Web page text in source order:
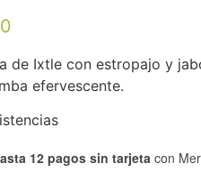
de Ixtle con estropajo y
efervescente.
12 pagos sin tarjetacon